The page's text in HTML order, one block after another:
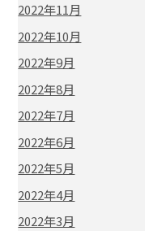
2022年11月
2022年10月
2022年9月
2022年8月
2022年7月
2022年6月
2022年5月
2022年4月
2022年3月